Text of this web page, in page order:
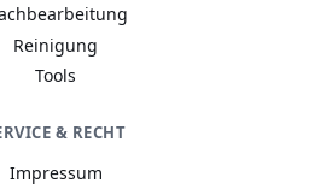
Reinigung
Tools
& RECHT
Impressum